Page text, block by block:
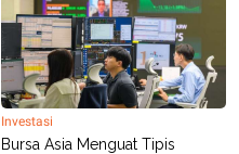
Investasi
Bursa Asia Menguat Tipis